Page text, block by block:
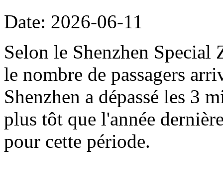
Date: 2026-06-11
Selon le Shenzhen
le nombre de passagers
Shenzhen a dépassé les 3
plus tôt que l'année
pour cette période.